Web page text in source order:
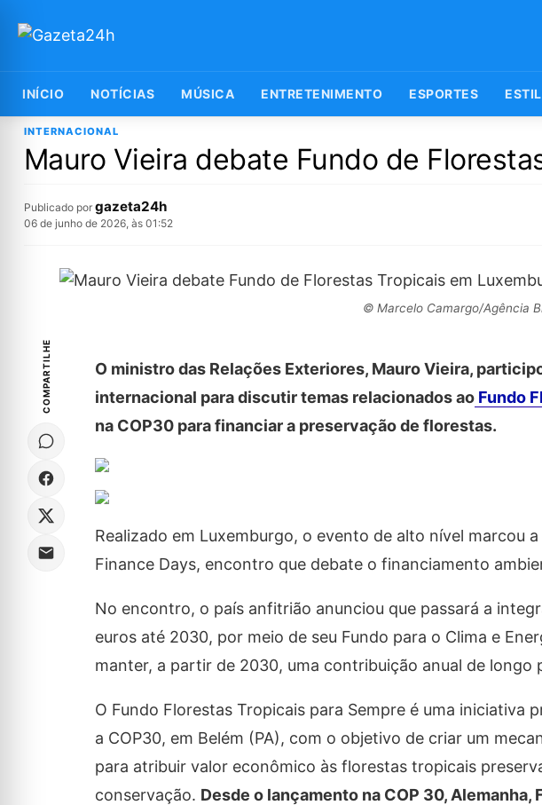
INÍCIO NOTÍCIAS MÚSICA ENTRETENIMENTO ESPORTES
INTERNACIONAL
Mauro Vieira debate Fundo de
Publicado por gazeta24h
06 de junho de 2026, às 01:52
© Marcelo Camargo/Agência
COMPARTILHE
O ministro das Relações Exteriores, Mauro Vieira,
internacional para discutir temas relacionados aoFundo
na COP30 para financiar a preservação de florestas.
Realizado em Luxemburgo, o evento de alto nível marcou
Finance Days, encontro que debate o financiamento
No encontro, o país anfitrião anunciou que passará a
euros até 2030, por meio de seu Fundo para o Clima e
manter, a partir de 2030, uma contribuição anual de longo
O Fundo Florestas Tropicais para Sempre é uma iniciativa
a COP30, em Belém (PA), com o objetivo de criar um
para atribuir valor econômico às florestas tropicais
conservação. Desde o lançamento na COP 30, Alemanha,